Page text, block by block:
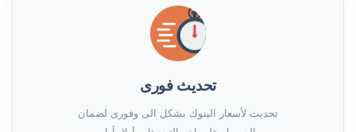
تحديث فورى
تحديث لأسعار البنوك بشكل الى وفورى لضمان